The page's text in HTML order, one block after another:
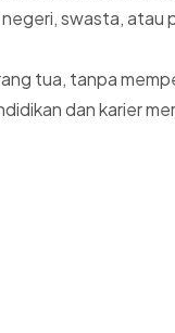
swasta,
tua, tanpa
dan karier